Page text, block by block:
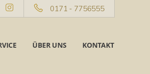
0171 - 7756555
ÜBER UNS KONTAKT